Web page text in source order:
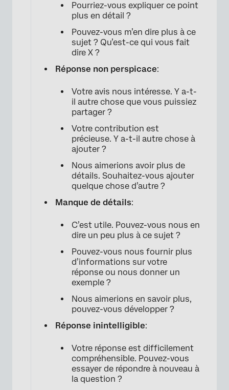
×
Pourriez-vous expliquer ce point
plus en détail ?
Pouvez-vous m’en dire plus à ce
sujet ? Qu’est-ce qui vous fait
dire X ?
Réponse non perspicace:
Votre avis nous intéresse. Y a-t-
il autre chose que vous puissiez
partager ?
Votre contribution est
précieuse. Y a-t-il autre chose à
ajouter ?
Nous aimerions avoir plus de
détails. Souhaitez-vous ajouter
quelque chose d’autre ?
Manque de détails:
C’est utile. Pouvez-vous nous en
dire un peu plus à ce sujet ?
Pouvez-vous nous fournir plus
d’informations sur votre
réponse ou nous donner un
exemple ?
Nous aimerions en savoir plus,
pouvez-vous développer ?
Réponse inintelligible:
Votre réponse est difficilement
compréhensible. Pouvez-vous
essayer de répondre à nouveau à
la question ?